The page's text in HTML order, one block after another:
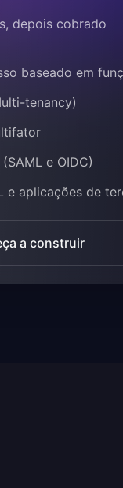
depois cobrado
baseado em
tenancy)
e OIDC)
e aplicações de
a construir